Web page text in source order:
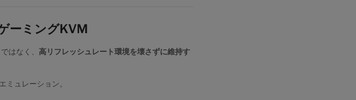
ーミングKVM
はなく、 高リフレッシュレート環境を壊さずに維持す
ミュレーション。